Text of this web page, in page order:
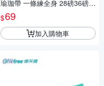
瑜珈帶 一條練全身 28磅36磅
健身彈力帶 阻力帶 拉力帶 美背
居家健身
$69
加入購物車